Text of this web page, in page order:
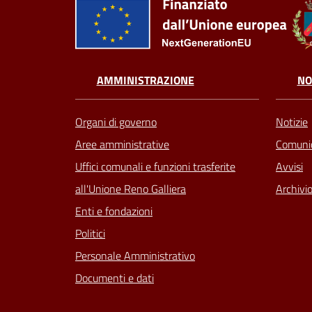
AMMINISTRAZIONE
Organi di governo
Aree amministrative
Uffici comunali e funzioni trasferite
all'Unione Reno Galliera
Enti e fondazioni
Politici
Personale Amministrativo
Documenti e dati
Notizie
Avvisi